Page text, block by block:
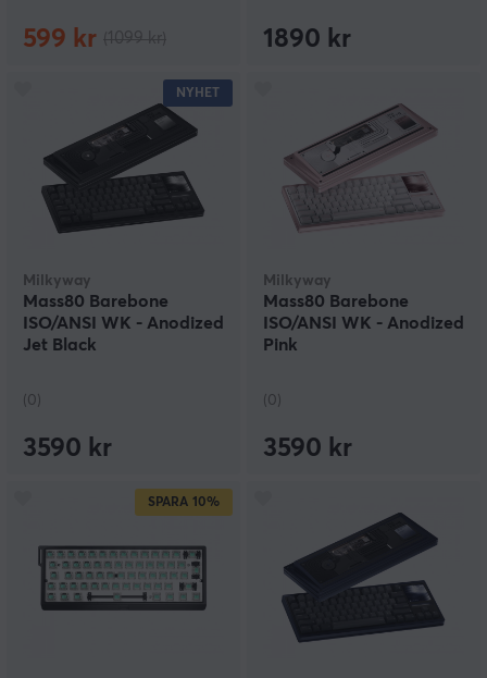
599 kr 1890 kr
NYHET
Milkyway
Mass80 Barebone
ISO/ANSI WK - Anodized
Jet Black
(0)
3590 kr
Milkyway
Mass80 Barebone
ISO/ANSI WK - Anodized
Pink
(0)
3590 kr
SPARA 10%